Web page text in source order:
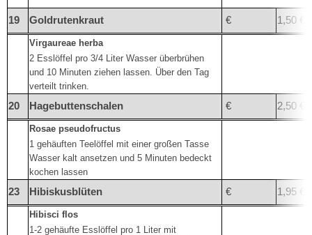
19 Goldrutenkraut € 1,50 €
Virgaureae herba
2 Esslöffel pro 3/4 Liter Wasser überbrühen
und 10 Minuten ziehen lassen. Über den Tag
verteilt trinken.
20 Hagebuttenschalen € 2,50 €
Rosae pseudofructus
1 gehäuften Teelöffel mit einer großen Tasse
Wasser kalt ansetzen und 5 Minuten bedeckt
kochen lassen
23 Hibiskusblüten € 1,95 €
Hibisci flos
1-2 gehäufte Esslöffel pro 1 Liter mit